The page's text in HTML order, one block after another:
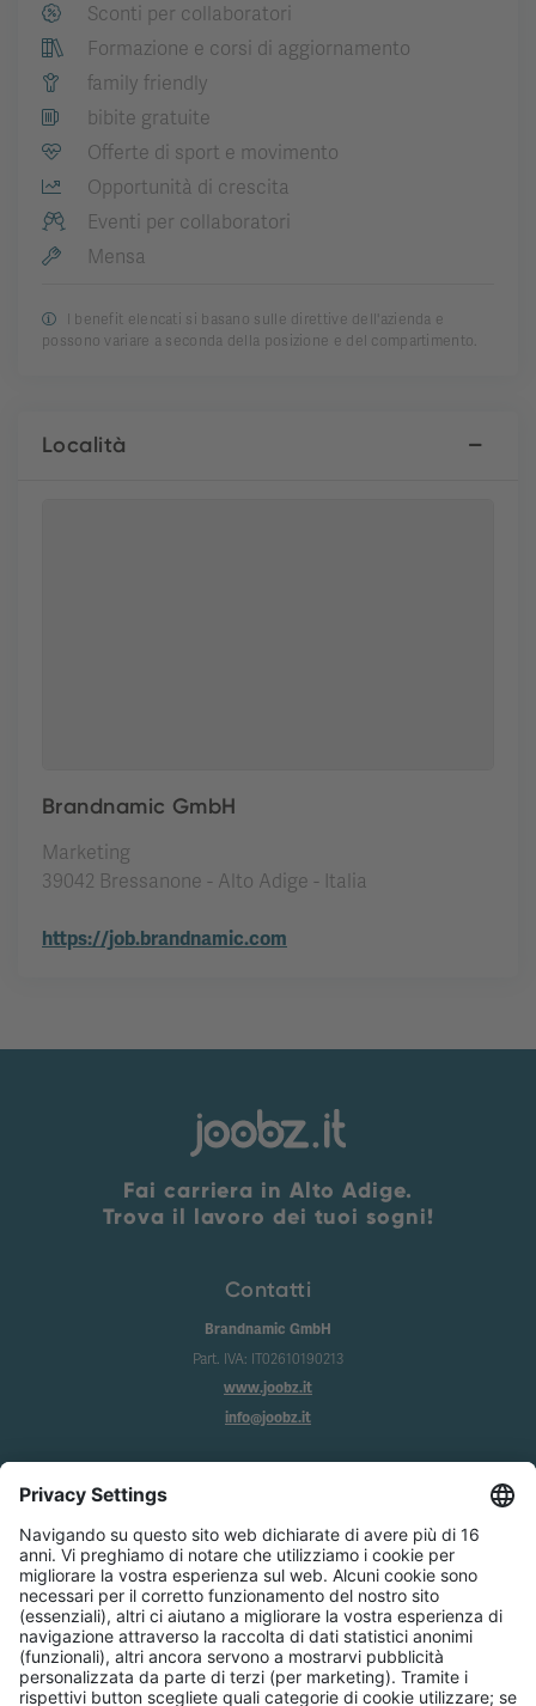
Sconti per collaboratori
Formazione e corsi di aggiornamento
family friendly
bibite gratuite
Offerte di sport e movimento
Opportunità di crescita
Eventi per collaboratori
Mensa
I benefit elencati si basano sulle direttive dell'azienda e
possono variare a seconda della posizione e del compartimento.
Località
Brandnamic GmbH
Marketing
39042 Bressanone - Alto Adige - Italia
https://job.brandnamic.com
Fai carriera in Alto Adige.
Trova il lavoro dei tuoi sogni!
Contatti
Brandnamic GmbH
Part. IVA: IT02610190213
www.joobz.it
info@joobz.it
Privacy
Condizioni generali
Impostazione dei cookie
Servizio
Chi siamo